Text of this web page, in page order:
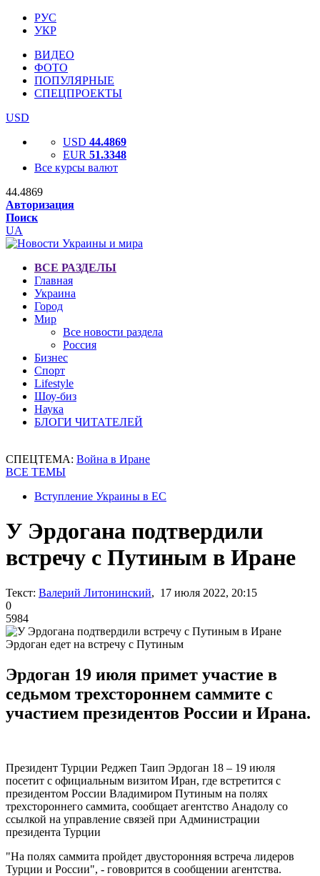
РУС
УКР
ВИДЕО
ФОТО
ПОПУЛЯРНЫЕ
СПЕЦПРОЕКТЫ
USD
USD 44.4869
EUR 51.3348
Все курсы валют
44.4869
Авторизация
Поиск
UA
ВСЕ РАЗДЕЛЫ
Главная
Украина
Город
Мир
Все новости раздела
Россия
Бизнес
Спорт
Lifestyle
Шоу-биз
Наука
БЛОГИ ЧИТАТЕЛЕЙ
СПЕЦТЕМА: Война в Иране
ВСЕ ТЕМЫ
Вступление Украины в ЕС
У Эрдогана подтвердили
встречу с Путиным в Иране
Текст: Валерий Литонинский, 17 июля 2022, 20:15
0
5984
Эрдоган едет на встречу с Путиным
Эрдоган 19 июля примет участие в
седьмом трехстороннем саммите с
участием президентов России и Ирана.
Президент Турции Реджеп Таип Эрдоган 18 – 19 июля
посетит с официальным визитом Иран, где встретится с
президентом России Владимиром Путиным на полях
трехстороннего саммита, сообщает агентство Анадолу со
ссылкой на управление связей при Администрации
президента Турции
"На полях саммита пройдет двусторонняя встреча лидеров
Турции и России", - гововрится в сообщении агентства.